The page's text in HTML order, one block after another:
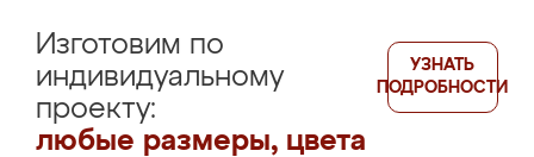
Изготовим по
индивидуальному
проекту:
любые размеры, цвета
УЗНАТЬ
ПОДРОБНОСТИ